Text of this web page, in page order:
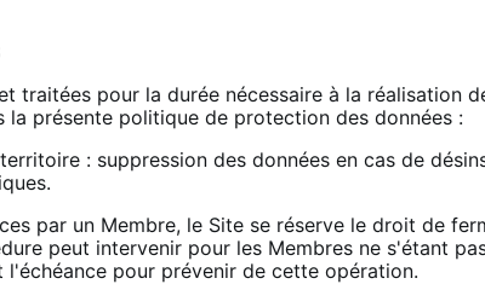
traitées pour la durée nécessaire à la réalisation
la présente politique de protection des données :
: suppression des données en cas de
par un Membre, le Site se réserve le droit de
peut intervenir pour les Membres ne s'étant
pour prévenir de cette opération.